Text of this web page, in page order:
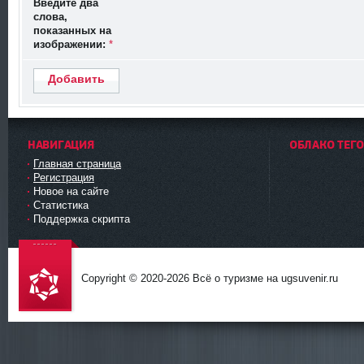
Введите два
слова,
показанных на
изображении: *
Добавить
НАВИГАЦИЯ
Главная страница
Регистрация
Новое на сайте
Статистика
Поддержка скрипта
ОБЛАКО
DataLife
Copyright © 2020-2026 Всё о туризме на ugsuvenir.ru